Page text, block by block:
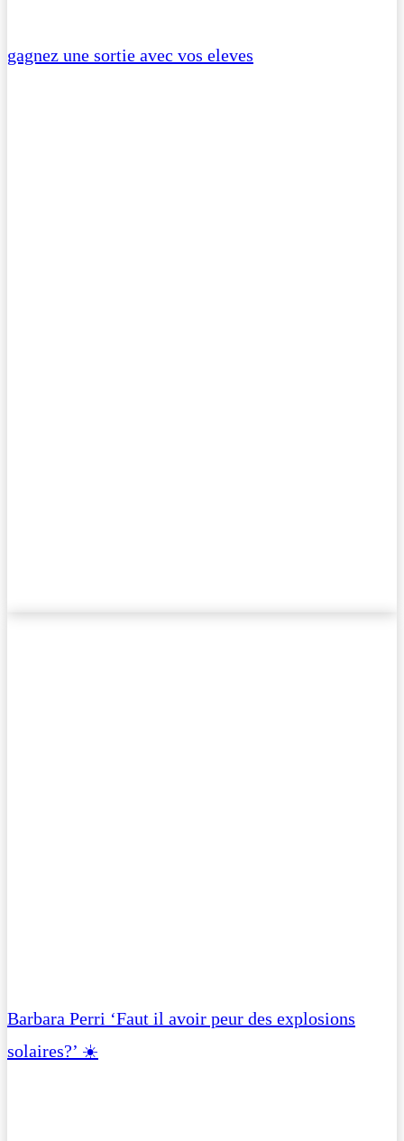
gagnez une sortie avec vos eleves
Barbara Perri ‘Faut il avoir peur des explosions
solaires?’ ☀️